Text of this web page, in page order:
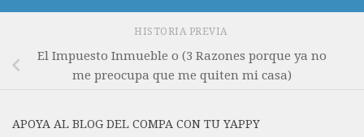
HISTORIA PREVIA
El Impuesto Inmueble o (3 Razones porque ya no
me preocupa que me quiten mi casa)
APOYA AL BLOG DEL COMPA CON TU YAPPY